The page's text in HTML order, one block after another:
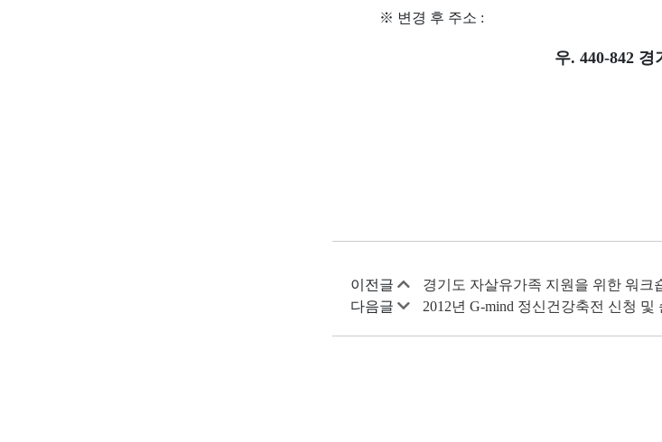
※ 변경 후 주소 :
우. 440-842
이전글
경기도 자살유가족 지원을 위한 워크
다음글
2012년 G-mind 정신건강축전 신청 및